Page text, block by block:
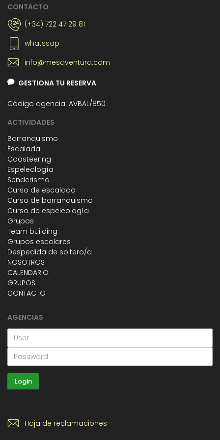
CONTACTO
(+34) 722 47 29 81
whatssap
info@mesaventura.com
GESTIONA TU RESERVA
Código agencia: AVBAL/850
ACTIVIDADES
Barranquismo
Escalada
Coasteering
Espeleología
Senderismo
Curso de escalada
Curso de barranquismo
Curso de espeleología
Grupos
Team building
Grupos escolares
Despedida de soltero/a
NOSOTROS
CALENDARIO
GRUPOS
CONTACTO
AGENCIAS
Hoja de reclamaciones